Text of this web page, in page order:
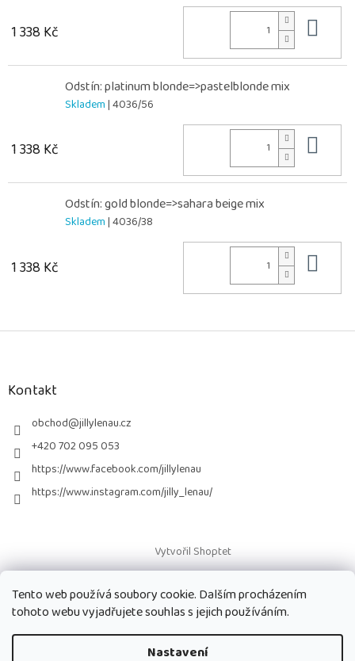
Tento web používá soubory cookie. Dalším procházením
tohoto webu vyjadřujete souhlas s jejich používáním.
Nastavení
1 338 Kč
Odstín: platinum blonde=>pastelblonde mix
Skladem| 4036/56
1 338 Kč
Odstín: gold blonde=>sahara beige mix
Skladem| 4036/38
1 338 Kč
Z
Kontakt
obchod@jillylenau.cz
+420 702 095 053
https://www.facebook.com/jillylenau
https://www.instagram.com/jilly_lenau/
Vytvořil Shoptet
Copyright 2026Paruky Jilly Lenau s.r.o.. Všechna práva vyhrazena.